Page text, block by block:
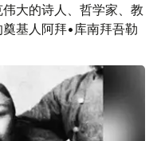
大的诗人、哲学家、教
基人阿拜•库南拜吾勒